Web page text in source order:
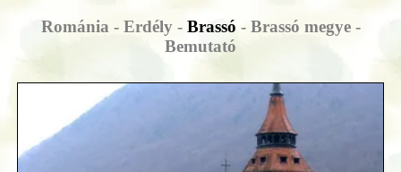
Románia - Erdély - Brassó - Brassó megye -
Bemutató